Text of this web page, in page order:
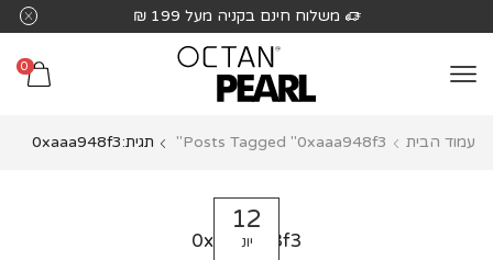
לֵב:
בְּאֲתָר
מַעֲרֶכֶת
משלוח חינם בקניה מעל 199 ₪
0
עמוד הבית Posts Tagged "0xaaa948f3" תגית:0xaaa948f3
12
יונ
0xaaa948f3